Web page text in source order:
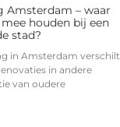
Amsterdam – waar
houden bij een
stad?
in Amsterdam verschilt
in andere
van oudere